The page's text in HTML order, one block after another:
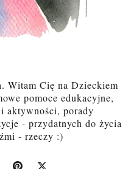
Witam Cię na Dzieckiem
pomoce edukacyjne,
aktywności, porady
- przydatnych do życia
- rzeczy :)